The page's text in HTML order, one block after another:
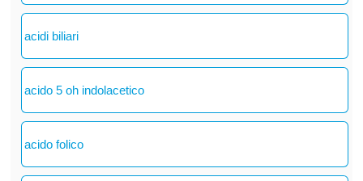
acidi biliari
acido 5 oh indolacetico
acido folico